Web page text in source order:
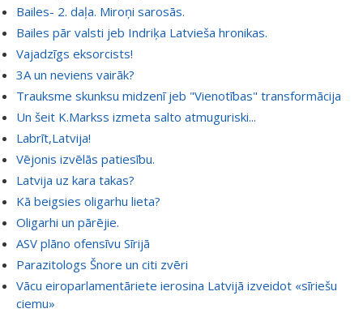
Bailes- 2. daļa. Miroņi sarosās.
Bailes pār valsti jeb Indriķa Latvieša hronikas.
Vajadzīgs eksorcists!
3A un neviens vairāk?
Trauksme skunksu midzenī jeb "Vienotības" transformācija
Un šeit K.Markss izmeta salto atmuguriski...
Labrīt,Latvija!
Vējonis izvēlās patiesību.
Latvija uz kara takas?
Kā beigsies oligarhu lieta?
Oligarhi un pārējie.
ASV plāno ofensīvu Sīrijā
Parazitologs Šnore un citi zvēri
Vācu eiroparlamentāriete ierosina Latvijā izveidot «sīriešu
ciemu»